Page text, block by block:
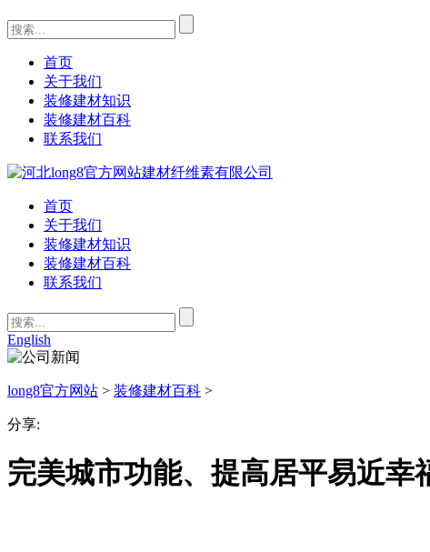
首页
关于我们
装修建材知识
装修建材百科
联系我们
首页
关于我们
装修建材知识
装修建材百科
联系我们
English
long8官方网站 > 装修建材百科 >
分享:
完美城市功能、提高居平易近幸